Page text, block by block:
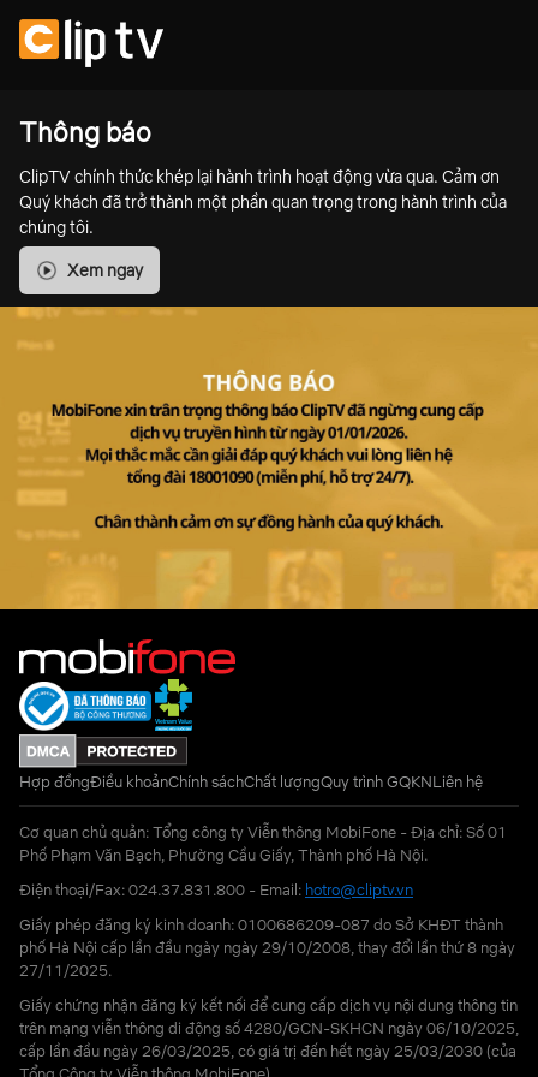
Thông báo
ClipTV chính thức khép lại hành trình hoạt động vừa qua. Cảm ơn
Quý khách đã trở thành một phần quan trọng trong hành trình của
chúng tôi.
Xem ngay
Hợp đồngĐiều khoảnChính sáchChất lượngQuy trình GQKNLiên hệ
Cơ quan chủ quản: Tổng công ty Viễn thông MobiFone - Địa chỉ: Số 01
Phố Phạm Văn Bạch, Phường Cầu Giấy, Thành phố Hà Nội.
Điện thoại/Fax: 024.37.831.800 - Email: hotro@cliptv.vn
Giấy phép đăng ký kinh doanh: 0100686209-087 do Sở KHĐT thành
phố Hà Nội cấp lần đầu ngày ngày 29/10/2008, thay đổi lần thứ 8 ngày
27/11/2025.
Giấy chứng nhận đăng ký kết nối để cung cấp dịch vụ nội dung thông tin
trên mạng viễn thông di động số 4280/GCN-SKHCN ngày 06/10/2025,
cấp lần đầu ngày 26/03/2025, có giá trị đến hết ngày 25/03/2030 (của